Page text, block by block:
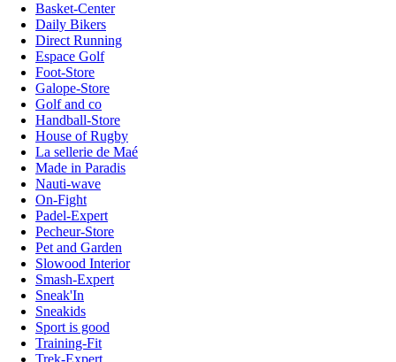
Basket-Center
Daily Bikers
Direct Running
Espace Golf
Foot-Store
Galope-Store
Golf and co
Handball-Store
House of Rugby
La sellerie de Maé
Made in Paradis
Nauti-wave
On-Fight
Padel-Expert
Pecheur-Store
Pet and Garden
Slowood Interior
Smash-Expert
Sneak'In
Sneakids
Sport is good
Training-Fit